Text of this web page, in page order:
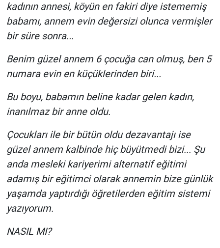
kadının annesi, köyün en fakiri diye istememiş
babamı, annem evin değersizi olunca vermişler
bir süre sonra...
Benim güzel annem 6 çocuğa can olmuş, ben 5
numara evin en küçüklerinden biri...
Bu boyu, babamın beline kadar gelen kadın,
inanılmaz bir anne oldu.
Çocukları ile bir bütün oldu dezavantajı ise
güzel annem kalbinde hiç büyütmedi bizi... Şu
anda mesleki kariyerimi alternatif eğitimi
adamış bir eğitimci olarak annemin bize günlük
yaşamda yaptırdığı öğretilerden eğitim sistemi
yazıyorum.
NASIL MI?